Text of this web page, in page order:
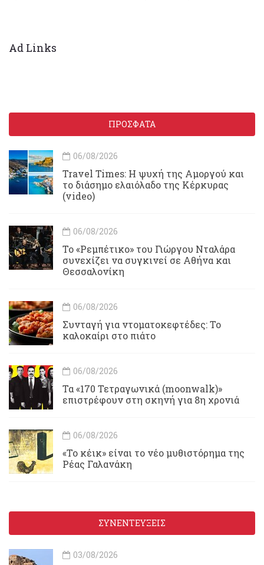
Ad Links
ΠΡΟΣΦΑΤΑ
06/08/2026
Travel Times: H ψυχή της Αμοργού και
το διάσημο ελαιόλαδο της Κέρκυρας
(video)
06/08/2026
Το «Ρεμπέτικο» του Γιώργου Νταλάρα
συνεχίζει να συγκινεί σε Αθήνα και
Θεσσαλονίκη
06/08/2026
Συνταγή για ντοματοκεφτέδες: Το
καλοκαίρι στο πιάτο
06/08/2026
Τα «170 Τετραγωνικά (moonwalk)»
επιστρέφουν στη σκηνή για 8η χρονιά
06/08/2026
«Το κέικ» είναι το νέο μυθιστόρημα της
Ρέας Γαλανάκη
ΣΥΝΕΝΤΕΥΞΕΙΣ
03/08/2026